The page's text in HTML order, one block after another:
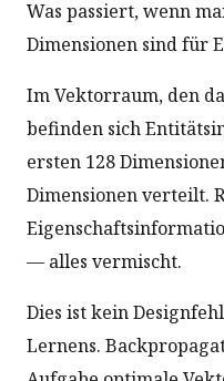
Was passiert, wenn
Dimensionen sind für
Im Vektorraum, den
befinden sich
ersten 128
Dimensionen verteilt.
— alles vermischt.
Dies ist kein
Lernens.